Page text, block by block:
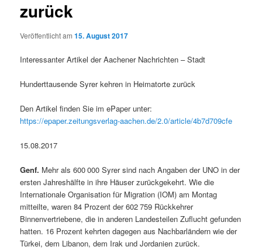
zurück
Veröffentlicht am15. August 2017
Interessanter Artikel der Aachener Nachrichten – Stadt
Hunderttausende Syrer kehren in Heimatorte zurück
Den Artikel finden Sie im ePaper unter:
https://epaper.zeitungsverlag-aachen.de/2.0/article/4b7d709cfe
15.08.2017
Genf. Mehr als 600 000 Syrer sind nach Angaben der UNO in der
ersten Jahreshälfte in ihre Häuser zurückgekehrt. Wie die
Internationale Organisation für Migration (IOM) am Montag
mitteilte, waren 84 Prozent der 602 759 Rückkehrer
Binnenvertriebene, die in anderen Landesteilen Zuflucht gefunden
hatten. 16 Prozent kehrten dagegen aus Nachbarländern wie der
Türkei, dem Libanon, dem Irak und Jordanien zurück.